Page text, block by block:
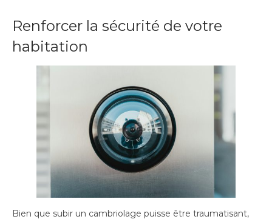
Renforcer la sécurité de votre
habitation
Bien que subir un cambriolage puisse être traumatisant,